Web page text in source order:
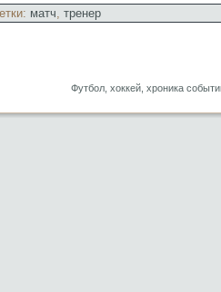
матч, тренер
Футбол, хоккей, хроника